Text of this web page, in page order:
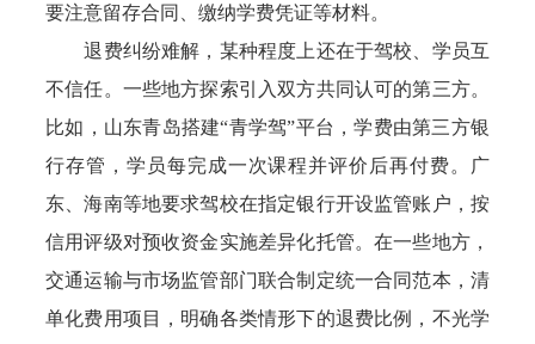
要注意留存合同、缴纳学费凭证等材料。
退费纠纷难解，某种程度上还在于驾校、学员互
不信任。一些地方探索引入双方共同认可的第三方。
比如，山东青岛搭建“青学驾”平台，学费由第三方银
行存管，学员每完成一次课程并评价后再付费。广
东、海南等地要求驾校在指定银行开设监管账户，按
信用评级对预收资金实施差异化托管。在一些地方，
交通运输与市场监管部门联合制定统一合同范本，清
单化费用项目，明确各类情形下的退费比例，不光学